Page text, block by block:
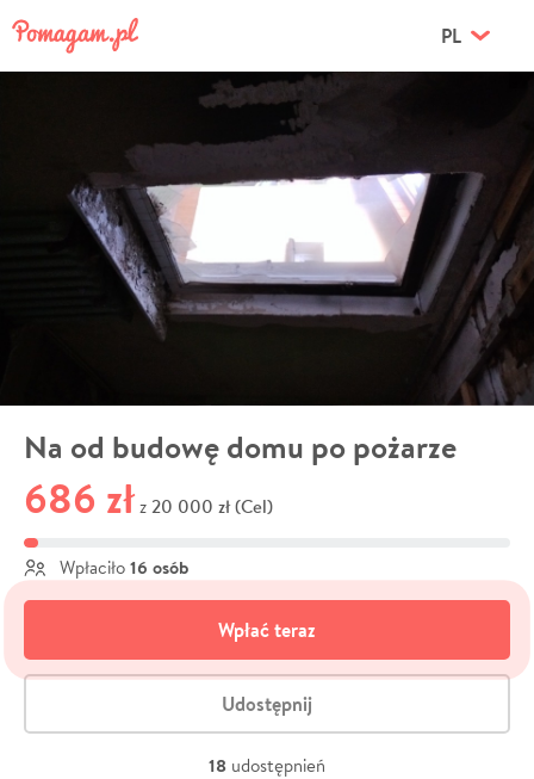
PL
Na od budowę domu po pożarze
686 zł z 20 000 zł (Cel)
Wpłaciło 16 osób
Wpłać teraz
Udostępnij
18 udostępnień